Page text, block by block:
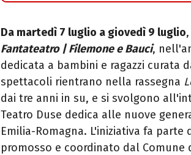
Da martedì 7 luglio a giovedì 9 luglio
Fantateatro | Filemone e Bauci,
dedicata a bambini e ragazzi curata
spettacoli rientrano nella rassegna
dai tre anni in su, e si svolgono
Teatro Duse dedica alle nuove
Emilia-Romagna. L'iniziativa fa
promosso e coordinato dal